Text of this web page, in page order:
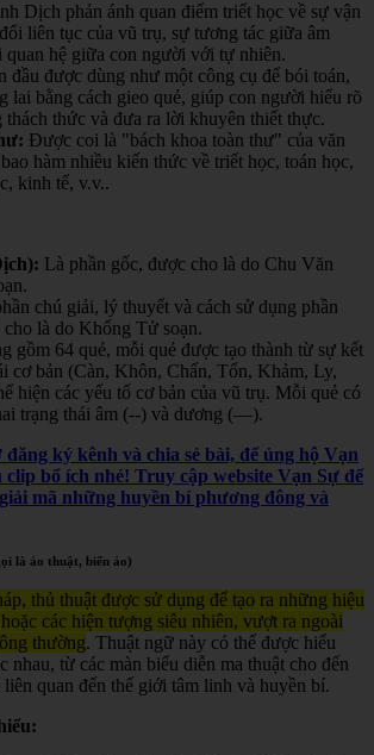
Dịch phản ánh quan điểm triết học về sự vận
liên tục của vũ trụ, sự tương tác giữa âm
quan hệ giữa con người với tự nhiên.
đầu được dùng như một công cụ để bói toán,
lai bằng cách gieo quẻ, giúp con người hiểu rõ
thách thức và đưa ra lời khuyên thiết thực.
Được coi là "bách khoa toàn thư" của văn
hàm nhiều kiến thức về triết học, toán học,
kinh tế, v.v..
Là phần gốc, được cho là do Chu Văn
chú giải, lý thuyết và cách sử dụng phần
là do Khổng Tử soạn.
gồm 64 quẻ, mỗi quẻ được tạo thành từ sự kết
cơ bản (Càn, Khôn, Chấn, Tốn, Khảm, Ly,
hiện các yếu tố cơ bản của vũ trụ. Mỗi quẻ có
trạng thái âm (--) và dương (—).
ký kênh và chia sẻ bài, để ủng hộ Vạn
clip bổ ích nhé! Truy cập website Vạn Sự để
mã những huyền bí phương đông và
là ảo thuật, biến ảo)
thủ thuật được sử dụng để tạo ra những hiệu
các hiện tượng siêu nhiên, vượt ra ngoài
thường. Thuật ngữ này có thể được hiểu
nhau, từ các màn biểu diễn ma thuật cho đến
quan đến thế giới tâm linh và huyền bí.